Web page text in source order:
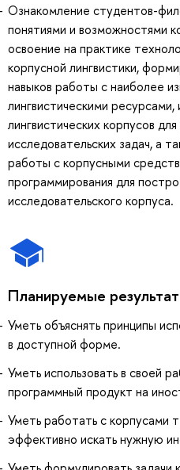
Ознакомление студентов-
понятиями и возможностями
освоение на практике
корпусной лингвистики,
навыков работы с наиболее
лингвистическими ресурсами,
лингвистических корпусов
исследовательских задач, а
работы с корпусными
программирования для
исследовательского корпуса.
Планируемые
Уметь объяснять принципы
в доступной форме.
Уметь использовать в своей
программный продукт на
Уметь работать с корпусами
эффективно искать нужную